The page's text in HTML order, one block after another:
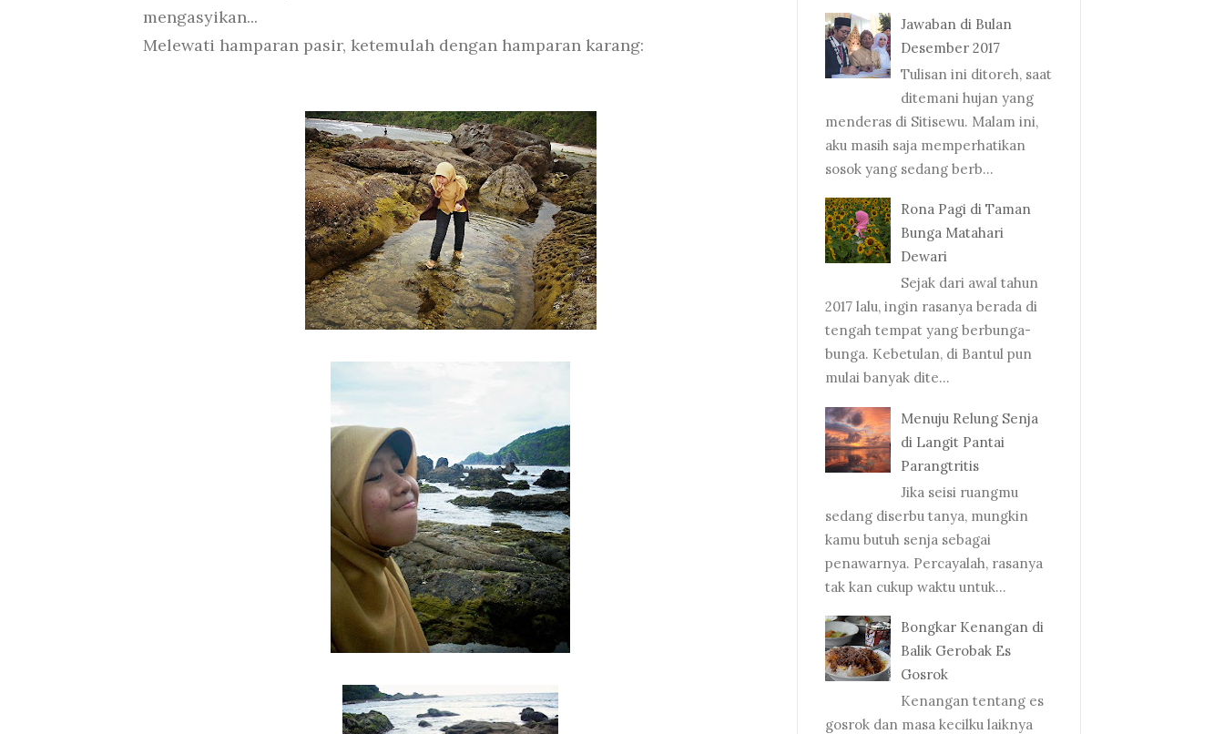
mengasyikan...
Melewati hamparan pasir, ketemulah dengan hamparan karang:
Jawaban di Bulan
Desember 2017
Tulisan ini ditoreh, saat
ditemani hujan yang
menderas di Sitisewu. Malam ini,
aku masih saja memperhatikan
sosok yang sedang berb...
Rona Pagi di Taman
Bunga Matahari
Dewari
Sejak dari awal tahun
2017 lalu, ingin rasanya berada di
tengah tempat yang berbunga-
bunga. Kebetulan, di Bantul pun
mulai banyak dite...
Menuju Relung Senja
di Langit Pantai
Parangtritis
Jika seisi ruangmu
sedang diserbu tanya, mungkin
kamu butuh senja sebagai
penawarnya. Percayalah, rasanya
tak kan cukup waktu untuk...
Bongkar Kenangan di
Balik Gerobak Es
Gosrok
Kenangan tentang es
gosrok dan masa kecilku laiknya